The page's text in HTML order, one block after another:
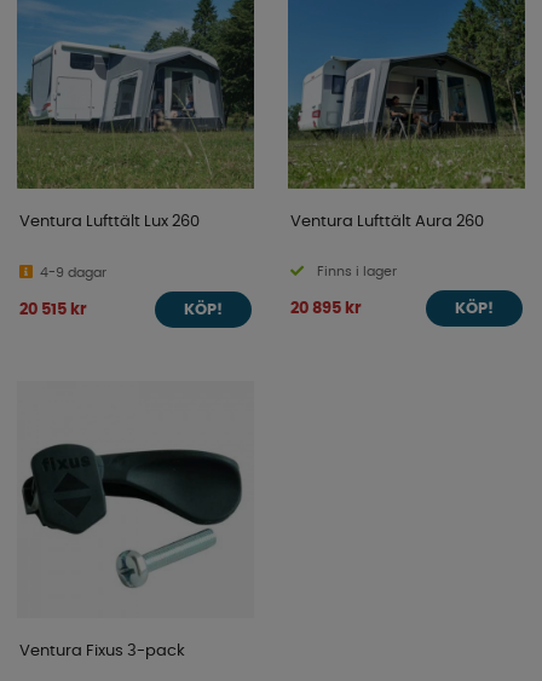
Ventura Lufttält Lux 260
4-9 dagar
20 515 kr KÖP!
Ventura Lufttält Aura 260
Finns i lager
20 895 kr KÖP!
Ventura Fixus 3-pack